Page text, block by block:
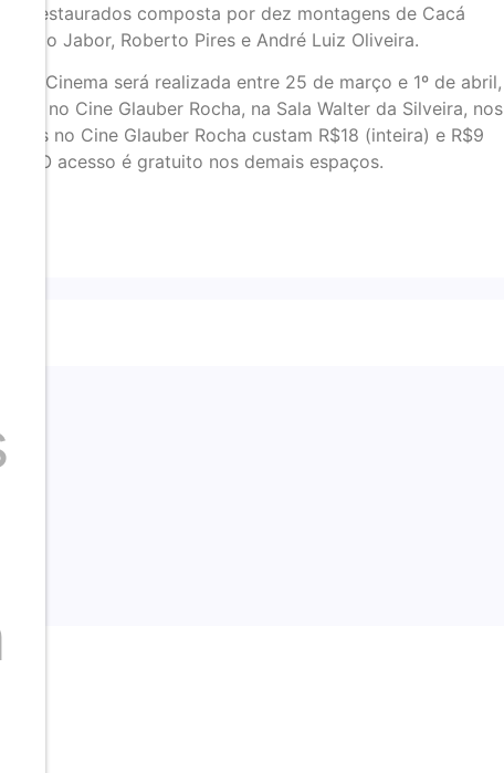
restaurados composta por dez montagens de Cacá
Jabor, Roberto Pires e André Luiz Oliveira.
de Cinema será realizada entre 25 de março e 1º de abril,
no Cine Glauber Rocha, na Sala Walter da Silveira, nos
no Cine Glauber Rocha custam R$18 (inteira) e R$9
O acesso é gratuito nos demais espaços.